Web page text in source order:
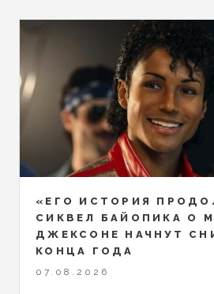
«ЕГО ИСТОРИЯ
СИКВЕЛ БАЙОПИКА О
ДЖЕКСОНЕ НАЧНУТ
КОНЦА ГОДА
07.08.2026